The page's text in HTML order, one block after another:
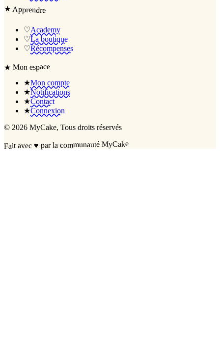
★Apprendre
♡Academy
♡La boutique
♡Récompenses
★Mon espace
★Mon compte
★Notifications
★Contact
★Connexion
© 2026 MyCake, Tous droits réservés
Fait avec♥ par la communauté MyCake